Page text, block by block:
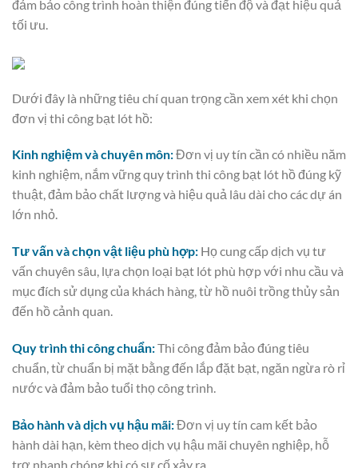
đảm bảo công trình hoàn thiện đúng tiến độ và đạt hiệu quả
tối ưu.
Dưới đây là những tiêu chí quan trọng cần xem xét khi chọn
đơn vị thi công bạt lót hồ:
Kinh nghiệm và chuyên môn:Đơn vị uy tín cần có nhiều năm
kinh nghiệm, nắm vững quy trình thi công bạt lót hồ đúng kỹ
thuật, đảm bảo chất lượng và hiệu quả lâu dài cho các dự án
lớn nhỏ.
Tư vấn và chọn vật liệu phù hợp: Họ cung cấp dịch vụ tư
vấn chuyên sâu, lựa chọn loại bạt lót phù hợp với nhu cầu và
mục đích sử dụng của khách hàng, từ hồ nuôi trồng thủy sản
đến hồ cảnh quan.
Quy trình thi công chuẩn:Thi công đảm bảo đúng tiêu
chuẩn, từ chuẩn bị mặt bằng đến lắp đặt bạt, ngăn ngừa rò rỉ
nước và đảm bảo tuổi thọ công trình.
Bảo hành và dịch vụ hậu mãi:Đơn vị uy tín cam kết bảo
hành dài hạn, kèm theo dịch vụ hậu mãi chuyên nghiệp, hỗ
trợ nhanh chóng khi có sự cố xảy ra.